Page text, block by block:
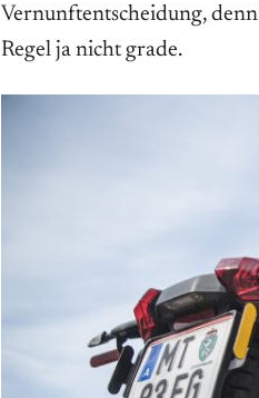
Vernunftentscheidung,
Regel ja nicht grade.